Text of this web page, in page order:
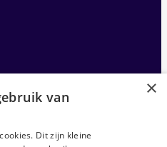
×
van
Dit zijn kleine